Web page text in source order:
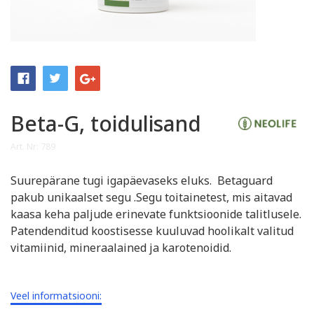
Beta-G, toidulisand
Suurepärane tugi igapäevaseks eluks. Betaguard
pakub unikaalset segu .Segu toitainetest, mis aitavad
kaasa keha paljude erinevate funktsioonide talitlusele.
Patendenditud koostisesse kuuluvad hoolikalt valitud
vitamiinid, mineraalained ja karotenoidid.
Veel informatsiooni: